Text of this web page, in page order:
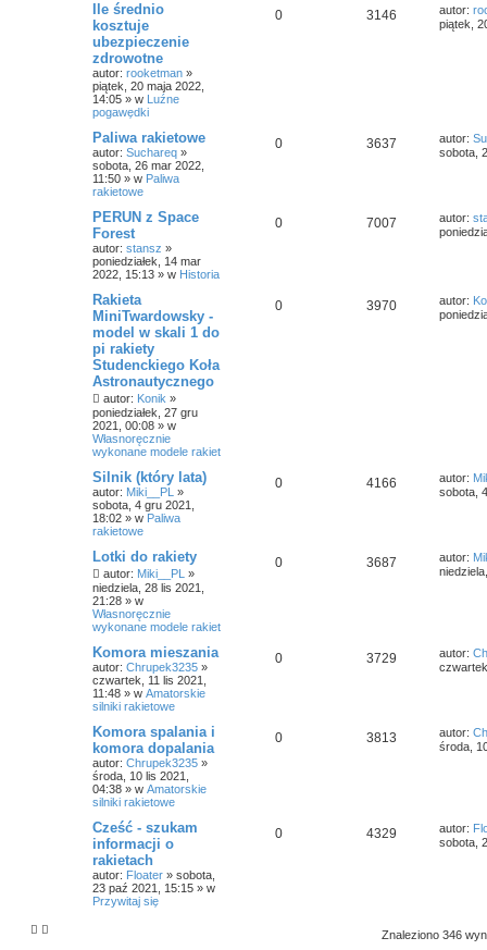
Ile średnio
kosztuje
ubezpieczenie
zdrowotne
autor: rooketman »
piątek, 20 maja 2022,
14:05 » w Luźne
pogawędki
0 3146 autor:
piątek,
Paliwa rakietowe
autor: Suchareq »
sobota, 26 mar 2022,
11:50 » w Paliwa
rakietowe
0 3637 autor:
sobota,
PERUN z Space
Forest
autor: stansz »
poniedziałek, 14 mar
2022, 15:13 » w Historia
0 7007 autor:
Rakieta
MiniTwardowsky -
model w skali 1 do
pi rakiety
Studenckiego Koła
Astronautycznego
autor: Konik »
poniedziałek, 27 gru
2021, 00:08 » w
Własnoręcznie
wykonane modele rakiet
0 3970 autor:
Silnik (który lata)
autor: Miki__PL »
sobota, 4 gru 2021,
18:02 » w Paliwa
rakietowe
0 4166 autor:
sobota,
Lotki do rakiety
autor: Miki__PL »
niedziela, 28 lis 2021,
21:28 » w
Własnoręcznie
wykonane modele rakiet
0 3687 autor:
Komora mieszania
autor: Chrupek3235 »
czwartek, 11 lis 2021,
11:48 » w Amatorskie
silniki rakietowe
0 3729 autor:
Komora spalania i
komora dopalania
autor: Chrupek3235 »
środa, 10 lis 2021,
04:38 » w Amatorskie
silniki rakietowe
0 3813 autor:
środa,
Cześć - szukam
informacji o
rakietach
autor: Floater » sobota,
23 paź 2021, 15:15 » w
Przywitaj się
0 4329 autor:
sobota,
Znaleziono 346